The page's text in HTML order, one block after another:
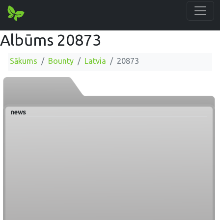
Albūms 20873
Sākums Bounty Latvia 20873
news